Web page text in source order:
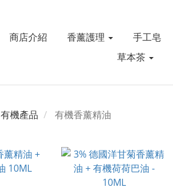
商店介紹 香薰護理 手工皂
草本茶
有機產品 有機香薰精油